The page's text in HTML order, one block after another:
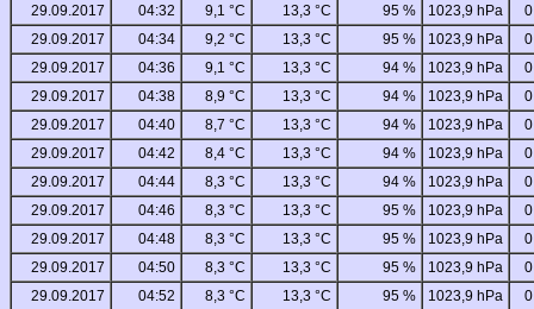
29.09.2017
04:32 9,1 °C 13,3 °C 95 % 1023,9 hPa
29.09.2017
04:34 9,2 °C 13,3 °C 95 % 1023,9 hPa
29.09.2017
04:36 9,1 °C 13,3 °C 94 % 1023,9 hPa
29.09.2017
04:38 8,9 °C 13,3 °C 94 % 1023,9 hPa
29.09.2017
04:40 8,7 °C 13,3 °C 94 % 1023,9 hPa
29.09.2017
04:42 8,4 °C 13,3 °C 94 % 1023,9 hPa
29.09.2017
04:44 8,3 °C 13,3 °C 94 % 1023,9 hPa
29.09.2017
04:46 8,3 °C 13,3 °C 95 % 1023,9 hPa
29.09.2017
04:48 8,3 °C 13,3 °C 95 % 1023,9 hPa
29.09.2017
04:50 8,3 °C 13,3 °C 95 % 1023,9 hPa
29.09.2017
04:52 8,3 °C 13,3 °C 95 % 1023,9 hPa